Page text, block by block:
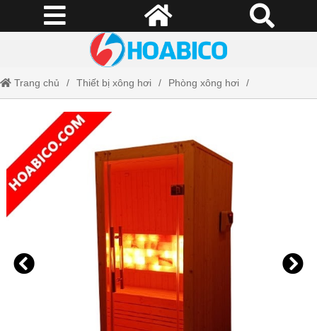
Trang chủ Thiết bị xông hơi Phòng xông hơi
Phòng xông hơi đá muối - Làm phòng xông khô đá muối gia đình, Spa